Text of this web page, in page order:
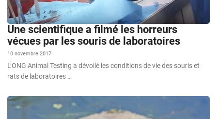
Une scientifique a filmé les horreurs
vécues par les souris de laboratoires
10 novembre 2017
L’ONG Animal Testing a dévoilé les conditions de vie des souris et
rats de laboratoires …